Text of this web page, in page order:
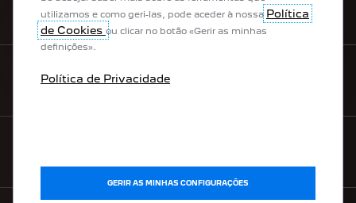
REDE PEUGEOT
CONFIGURADOR
utilizamos e como geri-las, pode aceder à nossa Política
de Cookies ou clicar no botão «Gerir as minhas
definições».
Política de Privacidade
GERIR AS MINHAS CONFIGURAÇÕES